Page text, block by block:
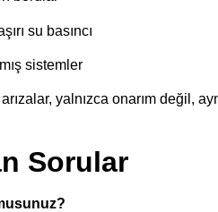
su basıncı
sistemler
yalnızca onarım değil,
Sorular